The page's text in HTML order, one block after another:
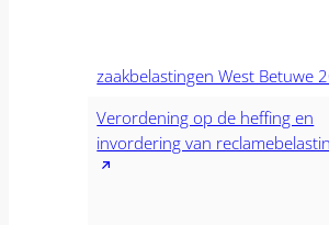
zaakbelastingen West Betuwe
Verordening op de heffing en
invordering van